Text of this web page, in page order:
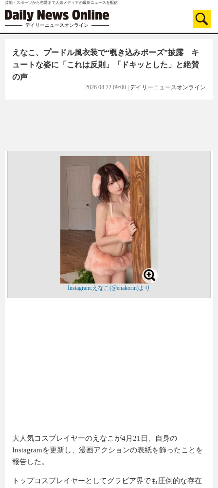
芸能・スポーツから恋愛まで人気メディアの最新ニュースを配信
デイリーニュースオンライン
えなこ、プードル風衣装で“覗き込みポーズ”披露 キ
ュートな姿に「これは反則」「ドキッとした」と絶賛
の声
2026.04.22 09:00 デイリーニュースオンライン
Instagram:えなこ(@enakorin)より
大人気コスプレイヤーのえなこ が4月21日、自身の
Instagramを更新し、漫画アクションの表紙を飾ったことを
報告した。
トップコスプレイヤーとしてグラビア界でも圧倒的な存在